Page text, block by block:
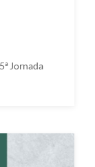
Jornada